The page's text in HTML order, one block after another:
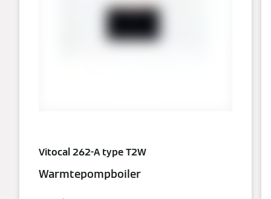
Vitocal 262-A type T2W
Warmtepompboiler